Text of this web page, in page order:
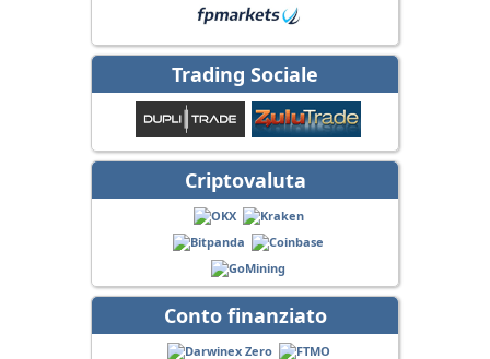
Trading Sociale
Criptovaluta
Conto finanziato